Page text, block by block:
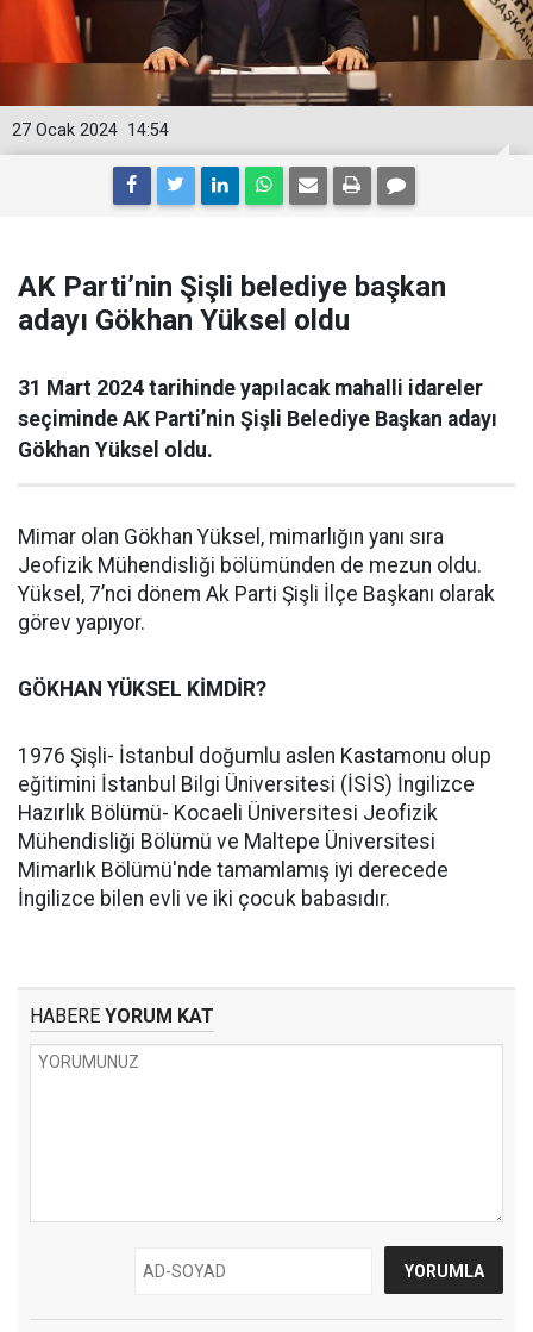
14:54
27 Ocak 2024
AK Parti’nin Şişli belediye başkan
adayı Gökhan Yüksel oldu
31 Mart 2024 tarihinde yapılacak mahalli idareler
seçiminde AK Parti’nin Şişli Belediye Başkan adayı
Gökhan Yüksel oldu.
Mimar olan Gökhan Yüksel, mimarlığın yanı sıra
Jeofizik Mühendisliği bölümünden de mezun oldu.
Yüksel, 7’nci dönem Ak Parti Şişli İlçe Başkanı olarak
görev yapıyor.
GÖKHAN YÜKSEL KİMDİR?
1976 Şişli- İstanbul doğumlu aslen Kastamonu olup
eğitimini İstanbul Bilgi Üniversitesi (İSİS) İngilizce
Hazırlık Bölümü- Kocaeli Üniversitesi Jeofizik
Mühendisliği Bölümü ve Maltepe Üniversitesi
Mimarlık Bölümü'nde tamamlamış iyi derecede
İngilizce bilen evli ve iki çocuk babasıdır.
HABERE YORUM KAT